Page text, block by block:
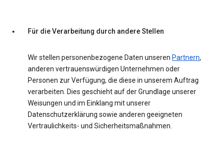
Für die Verarbeitung durch andere Stellen
Wir stellen personenbezogene Daten unseren Partnern,
anderen vertrauenswürdigen Unternehmen oder
Personen zur Verfügung, die diese in unserem Auftrag
verarbeiten. Dies geschieht auf der Grundlage unserer
Weisungen und im Einklang mit unserer
Datenschutzerklärung sowie anderen geeigneten
Vertraulichkeits- und Sicherheitsmaßnahmen.